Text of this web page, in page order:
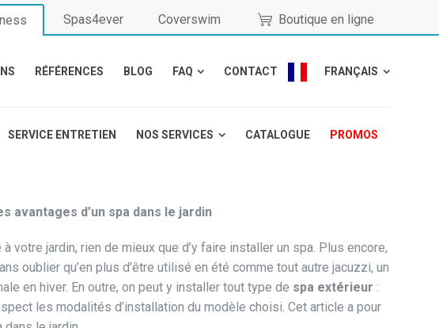
Spas4ever Coverswim Boutique en ligne
RÉFÉRENCES BLOG FAQ CONTACT FRANÇAIS
SERVICE ENTRETIEN NOS SERVICES CATALOGUE PROMOS
avantages d’un spa dans le jardin
jardin, rien de mieux que d’y faire installer un spa. Plus encore,
oublier qu’en plus d’être utilisé en été comme tout autre jacuzzi, un
en hiver. En outre, on peut y installer tout type de spa extérieur :
les modalités d’installation du modèle choisi. Cet article a pour